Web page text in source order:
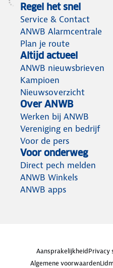
Regel het snel
Service & Contact
ANWB Alarmcentrale
Plan je route
Altijd actueel
ANWB nieuwsbrieven
Kampioen
Nieuwsoverzicht
Over ANWB
Werken bij ANWB
Vereniging en bedrijf
Voor de pers
Voor onderweg
Direct pech melden
ANWB Winkels
ANWB apps
AansprakelijkheidPrivacy
Algemene voorwaarden